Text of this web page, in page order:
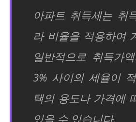
아파트 취득세는 취
라 비율을 적용하여
일반적으로 취득가
3% 사이의 세율이
택의 용도나 가격에
있을 수 있습니다.